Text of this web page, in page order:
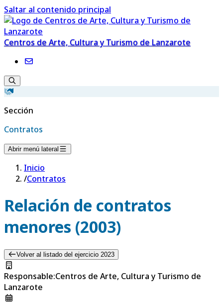
Saltar al contenido principal
Centros de Arte, Cultura y Turismo de Lanzarote
Sección
Contratos
Abrir menú lateral
Inicio
/Contratos
Relación de contratos
menores (2003)
Volver al listado del ejercicio 2023
Responsable:Centros de Arte, Cultura y Turismo de
Lanzarote